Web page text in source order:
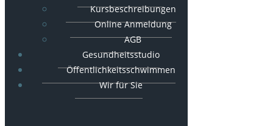
Kursbeschreibungen
Online Anmeldung
AGB
Gesundheitsstudio
Öffentlichkeitsschwimmen
Wir für Sie